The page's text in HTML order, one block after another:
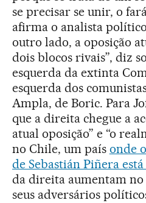
se precisar se unir, o
afirma o analista
outro lado, a oposição
dois blocos rivais”, diz
esquerda da extinta
esquerda dos
Ampla, de Boric. Para
que a direita chegue a
atual oposição” e “o
no Chile, um país onde
de Sebastián Piñera
da direita aumentam no
seus adversários